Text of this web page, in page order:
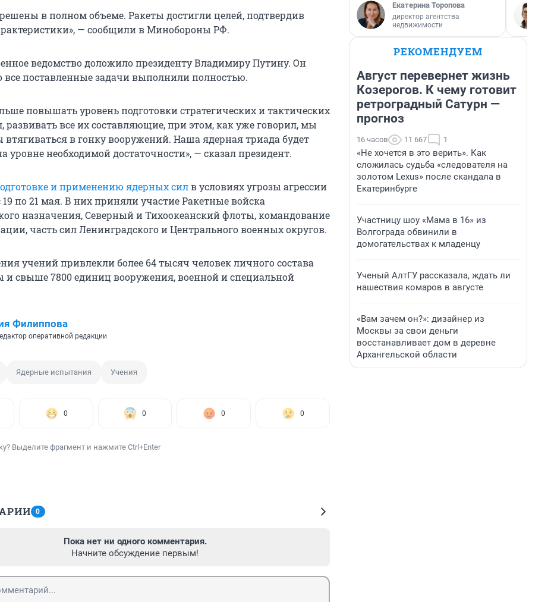
в полном объеме. Ракеты достигли целей, подтвердив
— сообщили в Минобороны РФ.
ведомство доложило президенту Владимиру Путину. Он
все поставленные задачи выполнили полностью.
повышать уровень подготовки стратегических и тактических
развивать все их составляющие, при этом, как уже говорил, мы
в гонку вооружений. Наша ядерная триада будет
уровне необходимой достаточности», — сказал президент.
и применению ядерных силв условиях угрозы агрессии
по 21 мая. В них приняли участие Ракетные войска
назначения, Северный и Тихоокеанский флоты, командование
часть сил Ленинградского и Центрального военных округов.
учений привлекли более 64 тысяч человек личного состава
свыше 7800 единиц вооружения, военной и специальной
Филиппова
оперативной редакции
Ядерные испытания Учения
0 0 0 0
Выделите фрагмент и нажмите Ctrl+Enter
0
Пока нет ни одного комментария.
Начните обсуждение первым!
Екатерина Торопова
директор агентства
недвижимости
РЕКОМЕНДУЕМ
Август перевернет жизнь
Козерогов. К чему готовит
ретроградный Сатурн —
прогноз
16 часов 11 667 1
«Не хочется в это верить». Как
сложилась судьба «следователя на
золотом Lexus» после скандала в
Екатеринбурге
Участницу шоу «Мама в 16» из
Волгограда обвинили в
домогательствах к младенцу
Ученый АлтГУ рассказала, ждать ли
нашествия комаров в августе
«Вам зачем он?»: дизайнер из
Москвы за свои деньги
восстанавливает дом в деревне
Архангельской области